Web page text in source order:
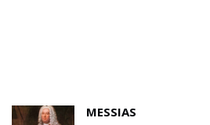
MESSIAS